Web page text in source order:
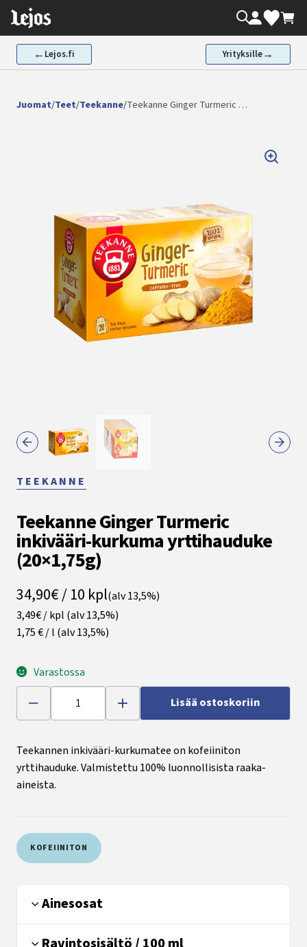
Siirry
sisältöön
Oma tili
← Lejos.fi Yrityksille→
Juomat/Teet/Teekanne/Teekanne Ginger Turmeric …
TEEKANNE
Teekanne Ginger Turmeric
inkivääri-kurkuma yrttihauduke
(20×1,75g)
34,90€ / 10 kpl(alv 13,5%)
3,49€ / kpl (alv 13,5%)
1,75 € / l (alv 13,5%)
Varastossa
Lisää ostoskoriin
Teekannen inkivääri-kurkumatee on kofeiiniton
yrttihauduke. Valmistettu 100% luonnollisista raaka-
aineista.
KOFEIINITON
Ainesosat